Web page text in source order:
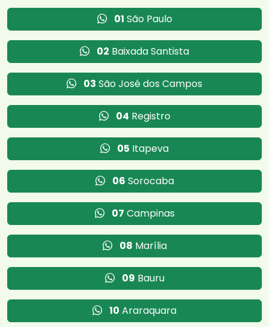
01 São Paulo
02 Baixada Santista
03 São José dos Campos
04 Registro
05 Itapeva
06 Sorocaba
07 Campinas
08 Marília
09 Bauru
10 Araraquara